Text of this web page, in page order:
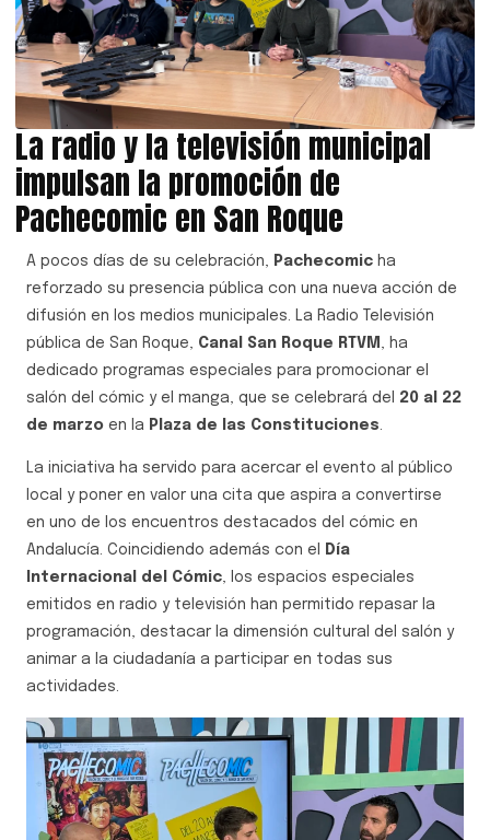
La radio y la televisión municipal
impulsan la promoción de
Pachecomic en San Roque
A pocos días de su celebración, Pachecomic ha
reforzado su presencia pública con una nueva acción de
difusión en los medios municipales. La Radio Televisión
pública de San Roque, Canal San Roque RTVM , ha
dedicado programas especiales para promocionar el
salón del cómic y el manga, que se celebrará del 20 al 22
de marzo en la Plaza de las Constituciones.
La iniciativa ha servido para acercar el evento al público
local y poner en valor una cita que aspira a convertirse
en uno de los encuentros destacados del cómic en
Andalucía. Coincidiendo además con el
Día
Internacional del Cómic, los espacios especiales
emitidos en radio y televisión han permitido repasar la
programación, destacar la dimensión cultural del salón y
animar a la ciudadanía a participar en todas sus
actividades.